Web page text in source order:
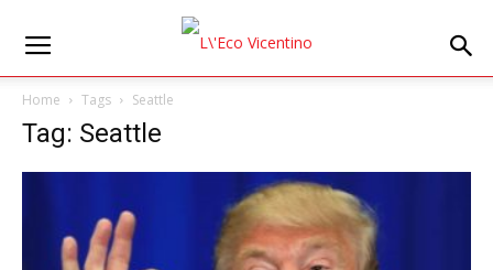
Home Tags Seattle
Tag: Seattle